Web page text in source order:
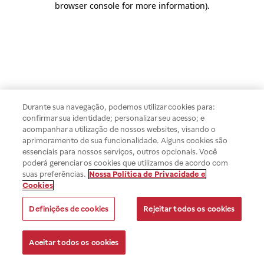
browser console for more information).
Durante sua navegação, podemos utilizar cookies para:
confirmar sua identidade; personalizar seu acesso; e
acompanhar a utilização de nossos websites, visando o
aprimoramento de sua funcionalidade. Alguns cookies são
essenciais para nossos serviços, outros opcionais. Você
poderá gerenciar os cookies que utilizamos de acordo com
suas preferências. Nossa Política de Privacidade e
Cookies
Definições de cookies Rejeitar todos os cookies
Aceitar todos os cookies